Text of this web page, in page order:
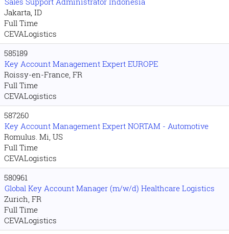
Jakarta, ID
Full Time
CEVALogistics
585189
Key Account Management Expert EUROPE
Roissy-en-France, FR
Full Time
CEVALogistics
587260
Key Account Management Expert NORTAM - Automotive
Romulus. Mi, US
Full Time
CEVALogistics
580961
Global Key Account Manager (m/w/d) Healthcare Logistics
Zurich, FR
Full Time
CEVALogistics